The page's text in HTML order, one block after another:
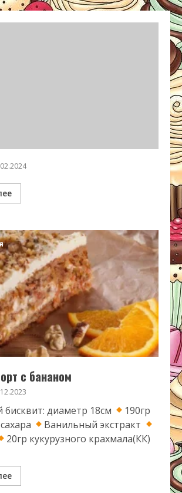
с бананом
диаметр 18см
190гр
Ванильный экстракт
20гр кукурузного крахмала(КК)